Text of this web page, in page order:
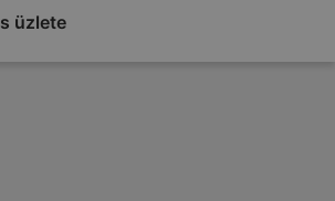
üzlete